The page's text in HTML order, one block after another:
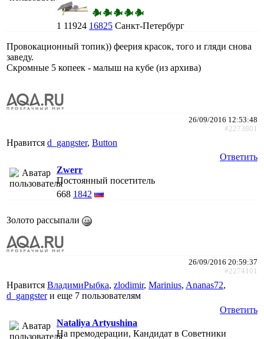
1 11924 16825 Санкт-Петербург
Провокационный топик)) феерия красок, того и гляди снова
заведу.
Скромные 5 копеек - малыш на кубе (из архива)
26/09/2016 12:53:48
#2273801
Нравится d_gangster, Button
Ответить
Zwerr
Постоянный посетитель
668 1842
Золото рассыпали
26/09/2016 20:59:37
#2274101
Нравится ВладимиРыбка, zlodimir, Marinius, Ananas72,
d_gangsterи еще 7 пользователям
Ответить
Nataliya Artyushina
На премодерации, Кандидат в Советники